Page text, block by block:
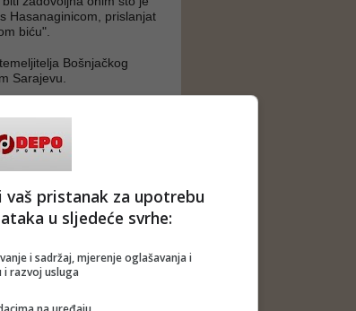
Hasanaginicom, prislanjat
biću".
Bošnjačkog
Sarajevu.
očigledno da Srbi i Hrvati
od tih pouka moramo
sumnjiče ovu našu
svojim stopama dotakli
narod već zemaljski,
tada Alija Isaković.
vaš pristanak za upotrebu
u sljedeće svrhe:
i sadržaj, mjerenje oglašavanja i
i razvoj usluga